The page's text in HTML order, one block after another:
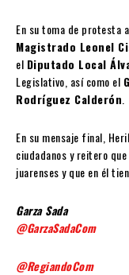
En su toma de protesta
Magistrado Leonel
el Diputado Local
Legislativo, así como el
Rodríguez Calderón
En su mensaje final,
ciudadanos y reitero
juarenses y que en él
Garza Sada
@GarzaSadaCom
@RegiandoCom